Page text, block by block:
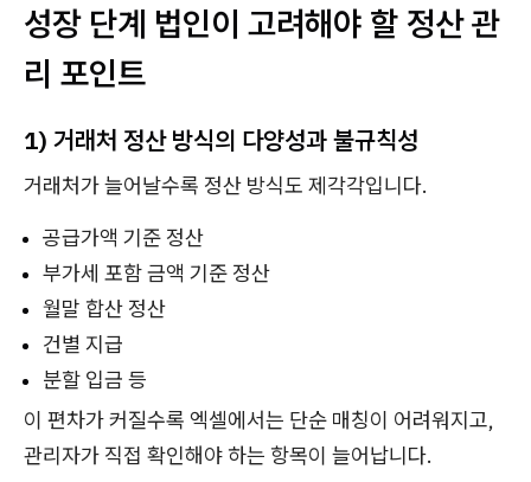
성장 단계 법인이 고려해야 할 정산 관
리 포인트
1) 거래처 정산 방식의 다양성과 불규칙성
거래처가 늘어날수록 정산 방식도 제각각입니다.
공급가액 기준 정산
부가세 포함 금액 기준 정산
월말 합산 정산
건별 지급
분할 입금 등
이 편차가 커질수록 엑셀에서는 단순 매칭이 어려워지고,
관리자가 직접 확인해야 하는 항목이 늘어납니다.